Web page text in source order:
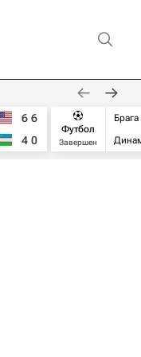
6 6
4 0
Футбол
Завершен
Брага